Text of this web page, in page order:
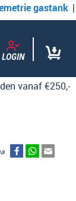
gastank
LOGIN
vanaf €250,-